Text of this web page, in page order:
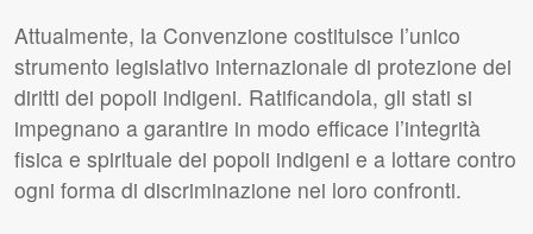
Attualmente, la Convenzione costituisce l’unico
strumento legislativo internazionale di protezione dei
diritti dei popoli indigeni. Ratificandola, gli stati si
impegnano a garantire in modo efficace l’integrità
fisica e spirituale dei popoli indigeni e a lottare contro
ogni forma di discriminazione nei loro confronti.